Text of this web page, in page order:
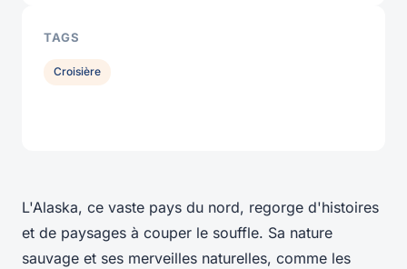
L'Alaska, ce vaste pays du nord, regorge d'histoires
et de paysages à couper le souffle. Sa nature
sauvage et ses merveilles naturelles, comme les
TAGS
Croisière